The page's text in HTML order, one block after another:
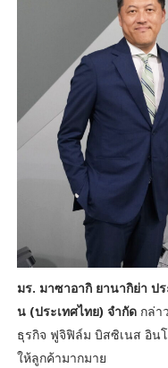
มร. มาซาอากิ ยานากิย่า
น (ประเทศไทย) จำกัดกล่า
ธุรกิจ ฟูจิฟิล์ม บิสซิเนส อิน
ให้ลูกค้ามากมาย